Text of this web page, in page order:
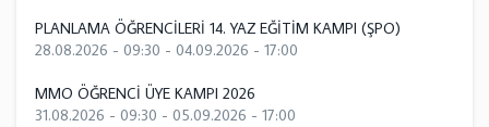
PLANLAMA ÖĞRENCİLERİ 14. YAZ EĞİTİM KAMPI (ŞPO)
28.08.2026 - 09:30 - 04.09.2026 - 17:00
MMO ÖĞRENCİ ÜYE KAMPI 2026
31.08.2026 - 09:30 - 05.09.2026 - 17:00